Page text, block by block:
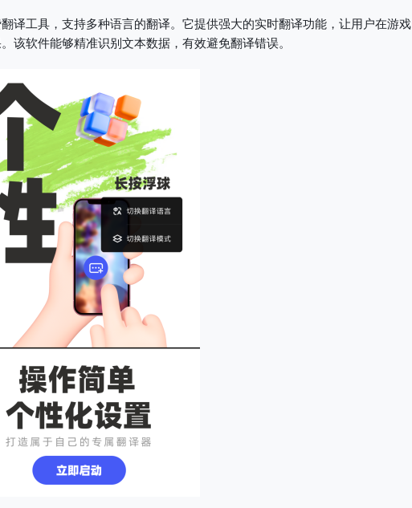
译工具，支持多种语言的翻译。它提供强大的实时翻译功能，让用户在游戏
该软件能够精准识别文本数据，有效避免翻译错误。